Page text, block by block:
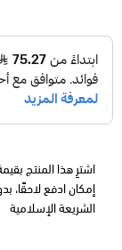
اشترِ هذا المنتج بقيمة
إمكان ادفع لاحقًا،
الشريعة الإسلامية